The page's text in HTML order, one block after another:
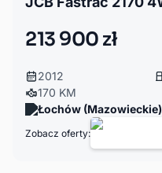
213 900 zł
2012
170 KM
Łochów (Mazowieckie)
Zobacz oferty: